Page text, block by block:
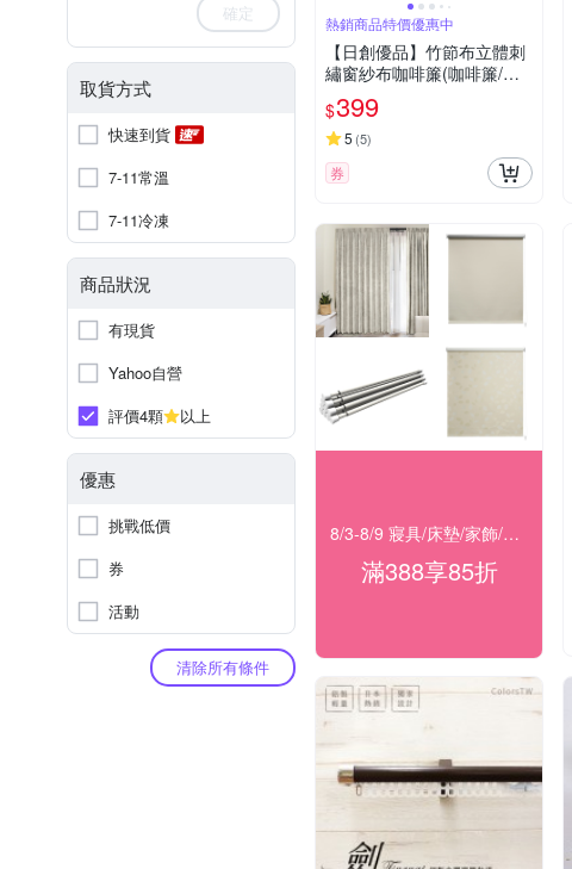
確定
取貨方式
快速到貨
7-11常溫
7-11冷凍
商品狀況
有現貨
Yahoo自營
評價4顆
以上
優惠
挑戰低價
券
活動
清除所有條件
熱銷商品特價優惠中
【日創優品】竹節布立體刺
繡窗紗布咖啡簾(咖啡簾/窗
簾/短簾/門簾/裝置窗戶短簾/
紗簾)
$399
5 (5)
券
8/3-8/9 寢具/床墊/家飾/開運 滿388享85折
滿388享85折